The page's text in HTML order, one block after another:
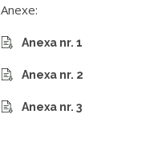
Anexe:
Anexa nr. 1
Anexa nr. 2
Anexa nr. 3